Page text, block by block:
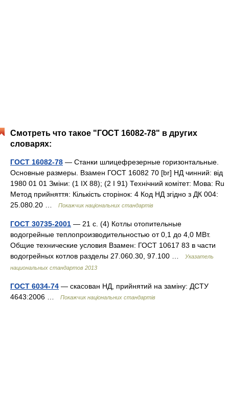
Смотреть что такое "ГОСТ 16082-78" в других
словарях:
ГОСТ 16082-78 — Станки шлицефрезерные горизонтальные.
Основные размеры. Взамен ГОСТ 16082 70 [br] НД чинний: від
1980 01 01 Зміни: (1 IX 88); (2 I 91) Технічний комітет: Мова: Ru
Метод прийняття: Кількість сторінок: 4 Код НД згідно з ДК 004:
25.080.20 …
Покажчик національних стандартів
ГОСТ 30735-2001 — 21 с. (4) Котлы отопительные
водогрейные теплопроизводительностью от 0,1 до 4,0 МВт.
Общие технические условия Взамен: ГОСТ 10617 83 в части
водогрейных котлов разделы 27.060.30, 97.100 …
Указатель
национальных стандартов 2013
ГОСТ 6034-74 — скасован НД, прийнятий на заміну: ДСТУ
4643:2006 …
Покажчик національних стандартів